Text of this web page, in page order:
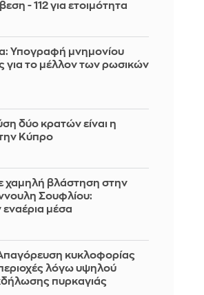
- 112 για ετοιμότητα
Υπογραφή μνημονίου
για το μέλλον των ρωσικών
δύο κρατών είναι η
την Κύπρο
χαμηλή βλάστηση στην
Σουφλίου:
μέσα
κυκλοφορίας
λόγω υψηλού
πυρκαγιάς